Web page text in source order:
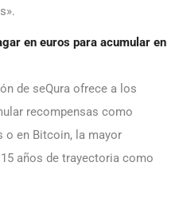
en euros para acumular en
de seQura ofrece a los
recompensas como
o en Bitcoin, la mayor
años de trayectoria como